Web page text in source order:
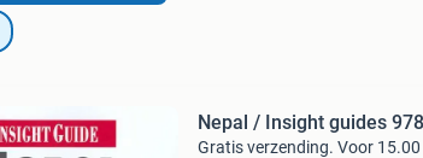
Nepal / Insight guides
Gratis verzending. Voor